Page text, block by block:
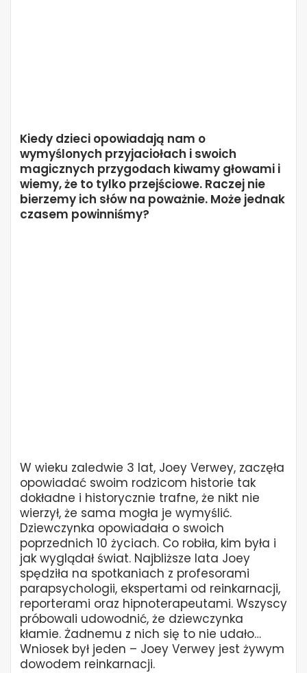
Kiedy dzieci opowiadają nam o
wymyślonych przyjaciołach i swoich
magicznych przygodach kiwamy głowami i
wiemy, że to tylko przejściowe. Raczej nie
bierzemy ich słów na poważnie. Może jednak
czasem powinniśmy?
W wieku zaledwie 3 lat, Joey Verwey, zaczęła
opowiadać swoim rodzicom historie tak
dokładne i historycznie trafne, że nikt nie
wierzył, że sama mogła je wymyślić.
Dziewczynka opowiadała o swoich
poprzednich 10 życiach. Co robiła, kim była i
jak wyglądał świat. Najbliższe lata Joey
spędziła na spotkaniach z profesorami
parapsychologii, ekspertami od reinkarnacji,
reporterami oraz hipnoterapeutami. Wszyscy
próbowali udowodnić, że dziewczynka
kłamie. Żadnemu z nich się to nie udało…
Wniosek był jeden – Joey Verwey jest żywym
dowodem reinkarnacji.